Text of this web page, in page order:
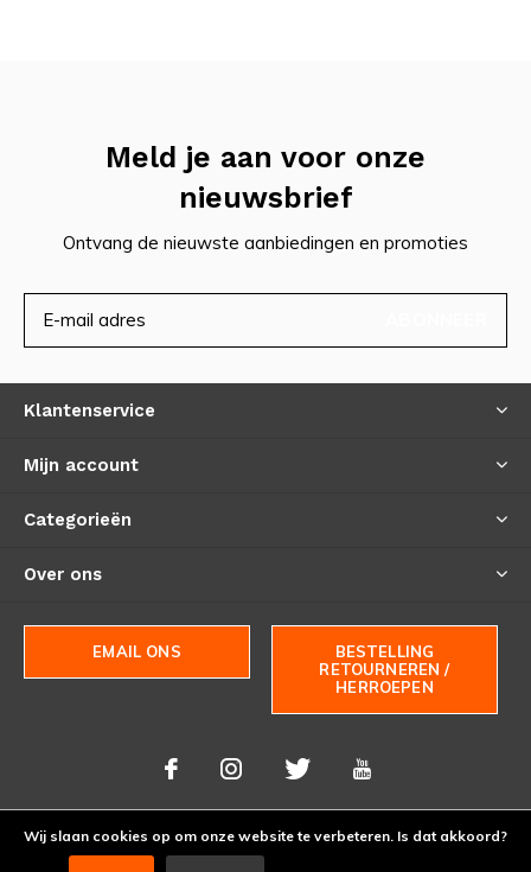
Meld je aan voor onze
nieuwsbrief
Ontvang de nieuwste aanbiedingen en promoties
Klantenservice
Mijn account
Categorieën
Over ons
EMAIL ONS
BESTELLING
RETOURNEREN /
HERROEPEN
© Copyright2026- Theme By
Wij slaan cookies op om onze website te verbeteren. Is dat akkoord?